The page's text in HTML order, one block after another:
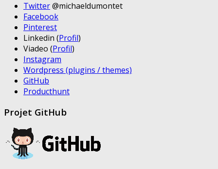
Twitter@michaeldumontet
Facebook
Pinterest
Linkedin (Profil)
Viadeo (Profil)
Instagram
Wordpress (plugins / themes)
GitHub
Producthunt
Projet GitHub